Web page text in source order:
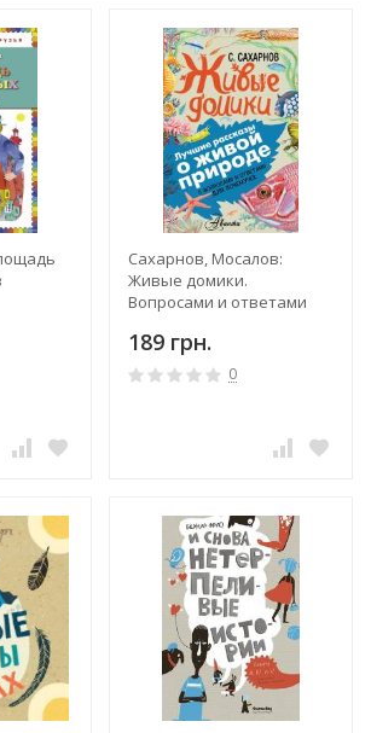
Сахарнов, Мосалов:
Живые домики.
Вопросами и ответами
189 грн.
0